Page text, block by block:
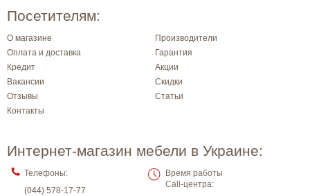
Посетителям:
О магазине
Производители
Оплата и доставка
Гарантия
Кредит
Акции
Вакансии
Скидки
Отзывы
Статьи
Контакты
Интернет-магазин мебели в Украине:
Телефоны:
(044) 578-17-77
Время работы
Call-центра: